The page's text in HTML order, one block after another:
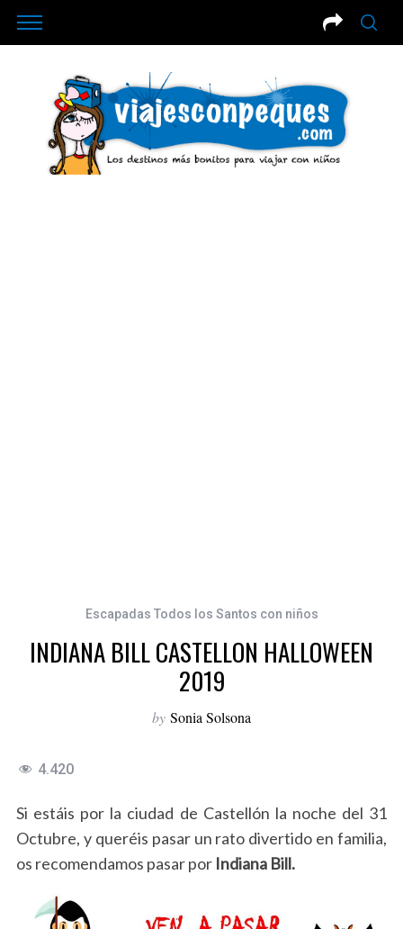
Escapadas Todos los Santos con niños
INDIANA BILL CASTELLON HALLOWEEN
2019
by Sonia Solsona
4.420
Si estáis por la ciudad de Castellón la noche del 31
Octubre, y queréis pasar un rato divertido en familia,
os recomendamos pasar por Indiana Bill.